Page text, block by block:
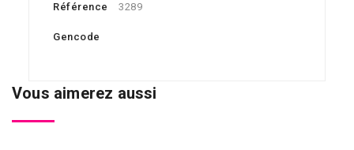
Référence 3289
Gencode
Vous aimerez aussi